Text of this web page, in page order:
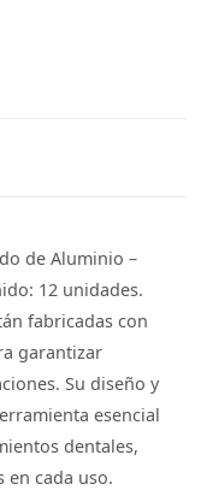
de Aluminio –
12 unidades.
fabricadas con
garantizar
Su diseño y
esencial
dentales,
en cada uso.